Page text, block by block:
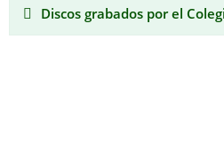
Discos grabados por el